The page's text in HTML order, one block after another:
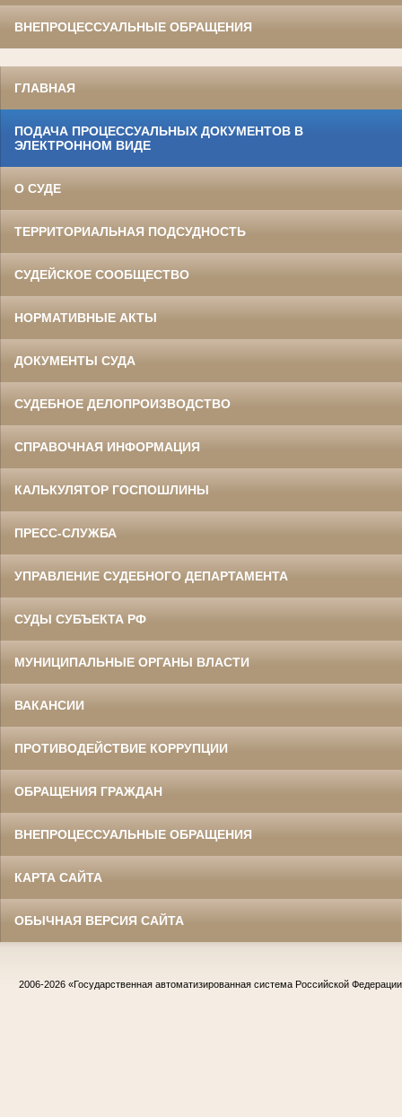
ВНЕПРОЦЕССУАЛЬНЫЕ ОБРАЩЕНИЯ
ГЛАВНАЯ
ПОДАЧА ПРОЦЕССУАЛЬНЫХ ДОКУМЕНТОВ В
ЭЛЕКТРОННОМ ВИДЕ
О СУДЕ
ТЕРРИТОРИАЛЬНАЯ ПОДСУДНОСТЬ
СУДЕЙСКОЕ СООБЩЕСТВО
НОРМАТИВНЫЕ АКТЫ
ДОКУМЕНТЫ СУДА
СУДЕБНОЕ ДЕЛОПРОИЗВОДСТВО
СПРАВОЧНАЯ ИНФОРМАЦИЯ
КАЛЬКУЛЯТОР ГОСПОШЛИНЫ
ПРЕСС-СЛУЖБА
УПРАВЛЕНИЕ СУДЕБНОГО ДЕПАРТАМЕНТА
СУДЫ СУБЪЕКТА РФ
МУНИЦИПАЛЬНЫЕ ОРГАНЫ ВЛАСТИ
ВАКАНСИИ
ПРОТИВОДЕЙСТВИЕ КОРРУПЦИИ
ОБРАЩЕНИЯ ГРАЖДАН
ВНЕПРОЦЕССУАЛЬНЫЕ ОБРАЩЕНИЯ
КАРТА САЙТА
ОБЫЧНАЯ ВЕРСИЯ САЙТА
2006-2026 «Государственная автоматизированная система Российской